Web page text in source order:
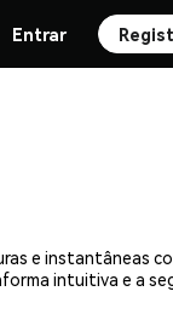
Entrar
e instantâneas
intuitiva e a